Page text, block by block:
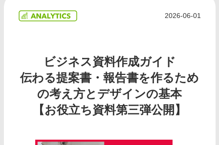
2026-06-01
ビジネス資料作成ガイド
伝わる提案書・報告書を作るため
の考え方とデザインの基本
【お役立ち資料第三弾公開】